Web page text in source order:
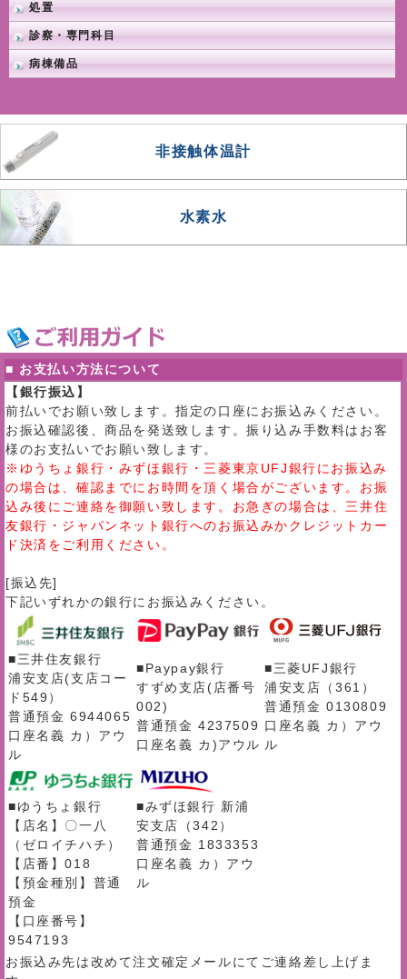
処置
診察・専門科目
病棟備品
非接触体温計
水素水
■ お支払い方法について
【銀行振込】
前払いでお願い致します。指定の口座にお振込みください。
お振込確認後、商品を発送致します。振り込み手数料はお客
様のお支払いでお願い致します。
※ゆうちょ銀行・みずほ銀行・三菱東京UFJ銀行にお振込み
の場合は、確認までにお時間を頂く場合がございます。お振
込み後にご連絡を御願い致します。お急ぎの場合は、三井住
友銀行・ジャパンネット銀行へのお振込みかクレジットカー
ド決済をご利用ください。
[振込先]
下記いずれかの銀行にお振込みください。
■三井住友銀行
浦安支店(支店コー
ド549）
普通預金 6944065
口座名義 カ）アウ
ル
■Paypay銀行
すずめ支店(店番号
002)
普通預金 4237509
口座名義 カ)アウル
■三菱UFJ銀行
浦安支店（361）
普通預金 0130809
口座名義 カ）アウ
ル
■ゆうちょ銀行
【店名】〇一八
（ゼロイチハチ）
【店番】018
【預金種別】普通
預金
【口座番号】
9547193
■みずほ銀行 新浦
安支店（342）
普通預金 1833353
口座名義 カ）アウ
ル
お振込み先は改めて注文確定メールにてご連絡差し上げま